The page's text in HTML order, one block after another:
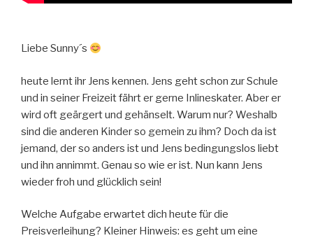
Liebe Sunny´s
heute lernt ihr Jens kennen. Jens geht schon zur Schule
und in seiner Freizeit fährt er gerne Inlineskater. Aber er
wird oft geärgert und gehänselt. Warum nur? Weshalb
sind die anderen Kinder so gemein zu ihm? Doch da ist
jemand, der so anders ist und Jens bedingungslos liebt
und ihn annimmt. Genau so wie er ist. Nun kann Jens
wieder froh und glücklich sein!
Welche Aufgabe erwartet dich heute für die
Preisverleihung? Kleiner Hinweis: es geht um eine